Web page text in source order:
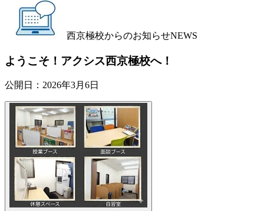
西京極校からのお知らせNEWS
ようこそ！アクシス西京極校へ！
公開日： 2026年3月6日